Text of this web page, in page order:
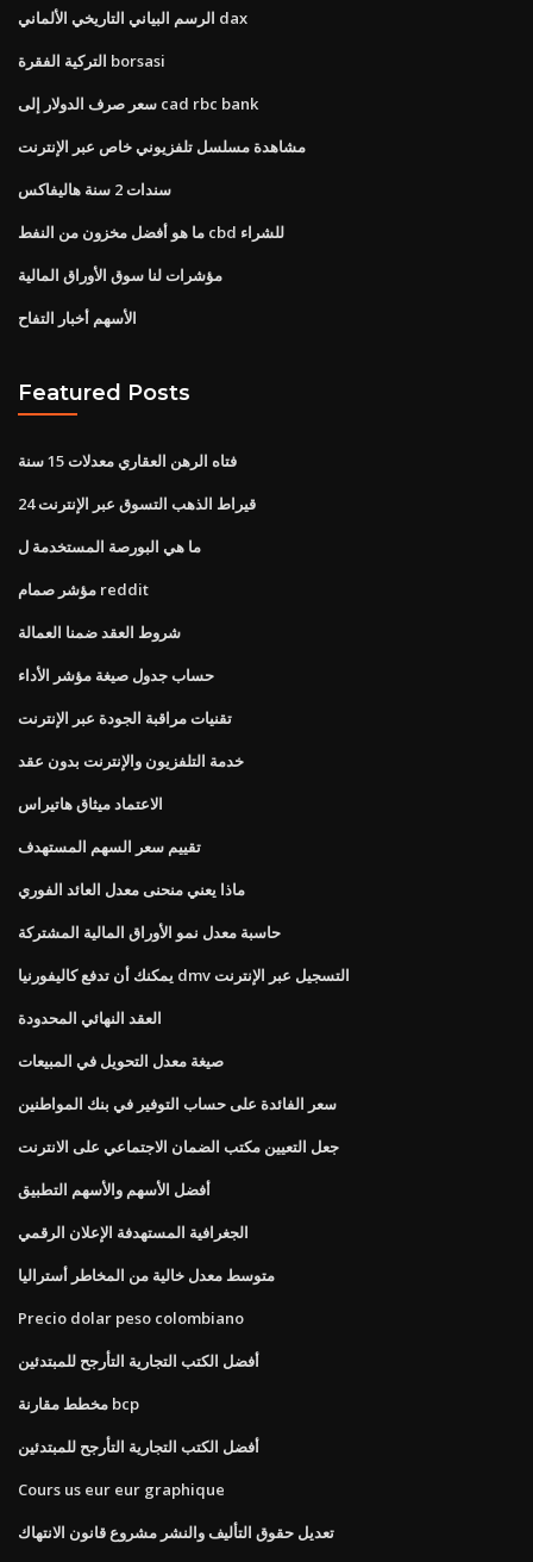
الرسم البياني التاريخي الألماني dax
التركية الفقرة borsasi
سعر صرف الدولار إلى cad rbc bank
مشاهدة مسلسل تلفزيوني خاص عبر الإنترنت
سندات 2 سنة هاليفاكس
ما هو أفضل مخزون من النفط cbd للشراء
مؤشرات لنا سوق الأوراق المالية
الأسهم أخبار التفاح
Featured Posts
فتاه الرهن العقاري معدلات 15 سنة
24 قيراط الذهب التسوق عبر الإنترنت
ما هي البورصة المستخدمة ل
مؤشر صمام reddit
شروط العقد ضمنا العمالة
حساب جدول صيغة مؤشر الأداء
تقنيات مراقبة الجودة عبر الإنترنت
خدمة التلفزيون والإنترنت بدون عقد
الاعتماد ميثاق هاتيراس
تقييم سعر السهم المستهدف
ماذا يعني منحنى معدل العائد الفوري
حاسبة معدل نمو الأوراق المالية المشتركة
يمكنك أن تدفع كاليفورنيا dmv التسجيل عبر الإنترنت
العقد النهائي المحدودة
صيغة معدل التحويل في المبيعات
سعر الفائدة على حساب التوفير في بنك المواطنين
جعل التعيين مكتب الضمان الاجتماعي على الانترنت
أفضل الأسهم والأسهم التطبيق
الجغرافية المستهدفة الإعلان الرقمي
متوسط ​​معدل خالية من المخاطر أستراليا
Precio dolar peso colombiano
أفضل الكتب التجارية التأرجح للمبتدئين
مخطط مقارنة bcp
أفضل الكتب التجارية التأرجح للمبتدئين
Cours us eur eur graphique
تعديل حقوق التأليف والنشر مشروع قانون الانتهاك